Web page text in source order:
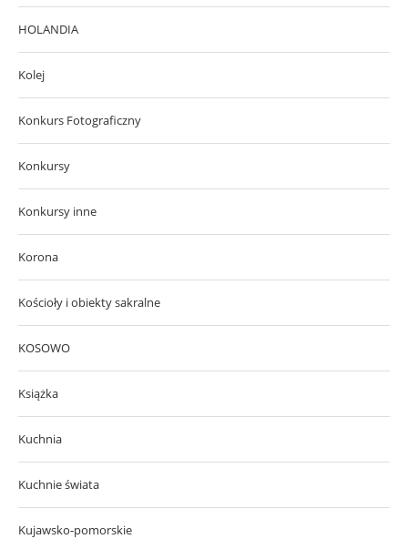
HOLANDIA
Kolej
Konkurs Fotograficzny
Konkursy
Konkursy inne
Korona
Kościoły i obiekty sakralne
KOSOWO
Książka
Kuchnia
Kuchnie świata
Kujawsko-pomorskie